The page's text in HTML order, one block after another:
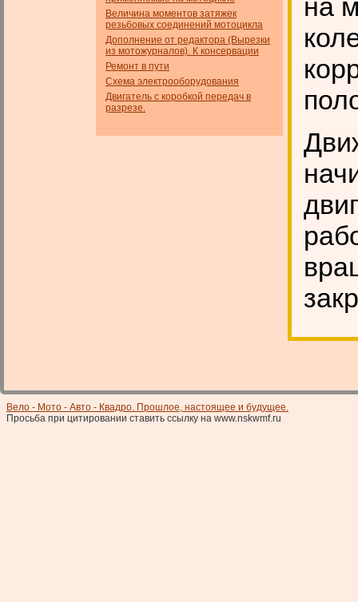
Величина моментов затяжек
резьбовых соединений мотоцикла
Дополнение от редактора (Вырезки
из мотожурналов). К консервации
Ремонт в пути
Схема электрооборудования
Двигатель с коробкой передач в
разрезе.
на
Вело - Мото - Авто - Квадро. Прошлое, настоящее и будущее.
Просьба при цитировании ставить ссылку на www.nskwmf.ru